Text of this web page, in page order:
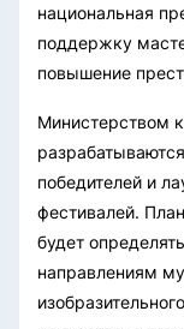
национальная
поддержку
повышение
Министерством
победителей и
фестивалей.
будет
направлениям